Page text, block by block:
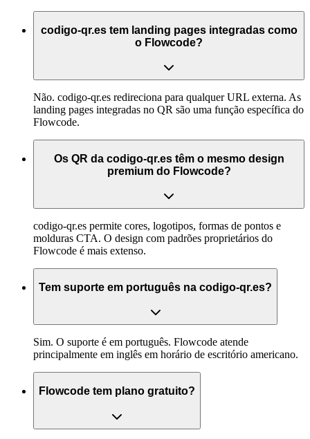
codigo-qr.es tem landing pages integradas como
o Flowcode?
Não. codigo-qr.es redireciona para qualquer URL externa. As
landing pages integradas no QR são uma função específica do
Flowcode.
Os QR da codigo-qr.es têm o mesmo design
premium do Flowcode?
codigo-qr.es permite cores, logotipos, formas de pontos e
molduras CTA. O design com padrões proprietários do
Flowcode é mais extenso.
Tem suporte em português na codigo-qr.es?
Sim. O suporte é em português. Flowcode atende
principalmente em inglês em horário de escritório americano.
Flowcode tem plano gratuito?